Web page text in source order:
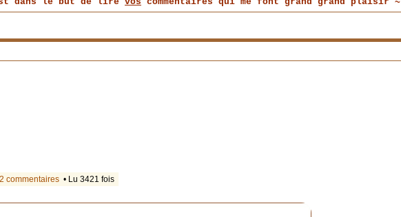
2 commentaires • Lu 3421 fois